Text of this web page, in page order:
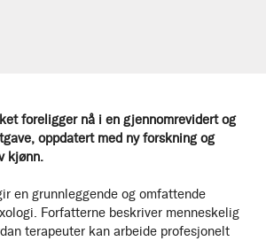
foreligger nå i en gjennomrevidert og
oppdatert med ny forskning og
kjønn.
en grunnleggende og omfattende
Forfatterne beskriver menneskelig
terapeuter kan arbeide profesjonelt